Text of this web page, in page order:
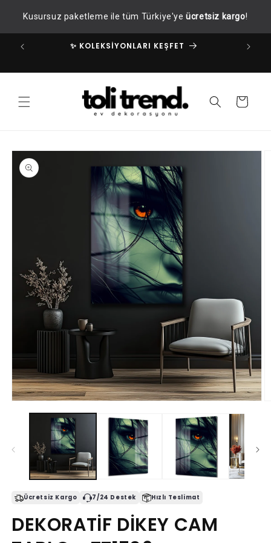
Kusursuz paketleme ile tüm Türkiye'yeücretsiz kargo!
atla
✨ KOLEKSİYONLARI KEŞFET
Sepet
Ürün
bilgisine
atla
Ücretsiz Kargo 7/24 Destek Hızlı Teslimat
DEKORATİF DİKEY CAM